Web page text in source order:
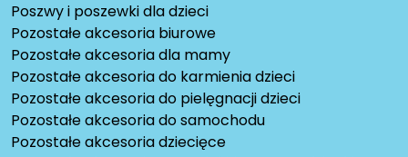
Poszwy i poszewki dla dzieci
Pozostałe akcesoria biurowe
Pozostałe akcesoria dla mamy
Pozostałe akcesoria do karmienia dzieci
Pozostałe akcesoria do pielęgnacji dzieci
Pozostałe akcesoria do samochodu
Pozostałe akcesoria dziecięce